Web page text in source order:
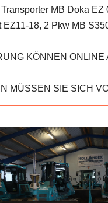
MB Doka
18, 2 Pkw MB
KÖNNEN
MÜSSEN SIE SICH